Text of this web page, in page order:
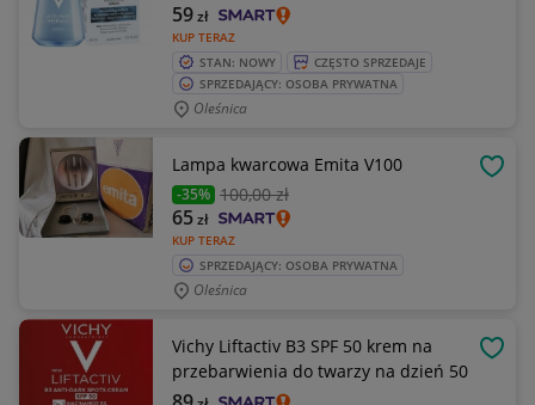
KUP TERAZ
59zł
STAN: NOWY
CZĘSTO SPRZEDAJE
SPRZEDAJĄCY: OSOBA PRYWATNA
Oleśnica
Lampa kwarcowa Emita V100
-35% 100,00 zł
KUP TERAZ
65zł
SPRZEDAJĄCY: OSOBA PRYWATNA
Oleśnica
Vichy Liftactiv B3 SPF 50 krem na
przebarwienia do twarzy na dzień 50